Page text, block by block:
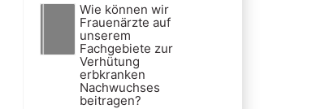
Wie können wir
Frauenärzte auf
unserem
Fachgebiete zur
Verhütung
erbkranken
Nachwuchses
beitragen?